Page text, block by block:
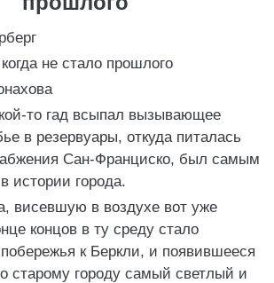
не стало прошлого
то гад всыпал вызывающее
в резервуары, откуда питалась
Сан-Франциско, был самым
истории города.
висевшую в воздухе вот уже
концов в ту среду стало
к Беркли, и появившееся
старому городу самый светлый и